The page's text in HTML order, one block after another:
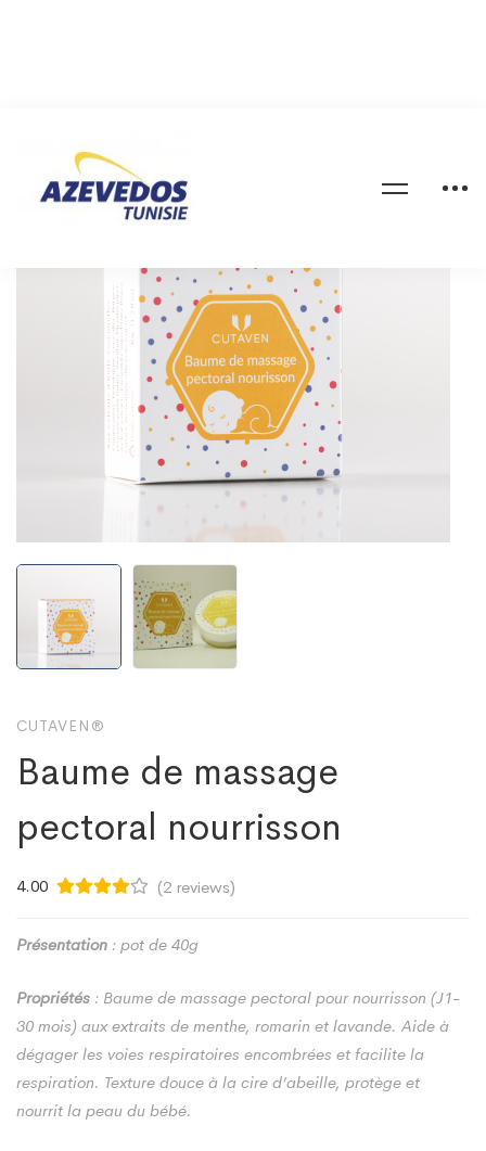
CUTAVEN®
Baume de massage
pectoral nourrisson
4.00 (2 reviews)
Présentation : pot de 40g
Propriétés : Baume de massage pectoral pour nourrisson (J1-
30 mois) aux extraits de menthe, romarin et lavande. Aide à
dégager les voies respiratoires encombrées et facilite la
respiration. Texture douce à la cire d’abeille, protège et
nourrit la peau du bébé.